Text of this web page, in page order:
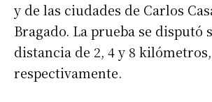
y de las ciudades de Carlos
Bragado. La prueba se disputó
distancia de 2, 4 y 8 kilómetros,
respectivamente.